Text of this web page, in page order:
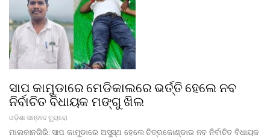
ସାପ କାମୁଡାରେ ମେଡିକାଲରେ ଭର୍ତ୍ତି ହେଲେ ନବ
ନିର୍ବାଚିତ ବିଧାୟକ ମଙ୍ଗୁ ଖିଲ
ଓଡ଼ିଶା ସମ୍ବାଦ ବ୍ୟୁରୋ
ମାଲକାନଗିରି: ସାପ କାମୁଡାରେ ଅସୁସ୍ଥ ହେଲେ ଚିତ୍ରକୋଣ୍ଡାର ନବ ନିର୍ବାଚିତ ବିଧାୟକ